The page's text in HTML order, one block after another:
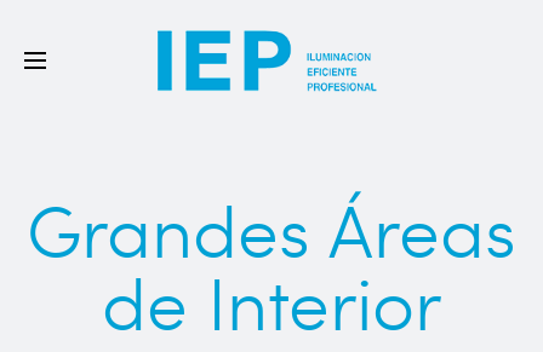
Grandes Áreas
de Interior